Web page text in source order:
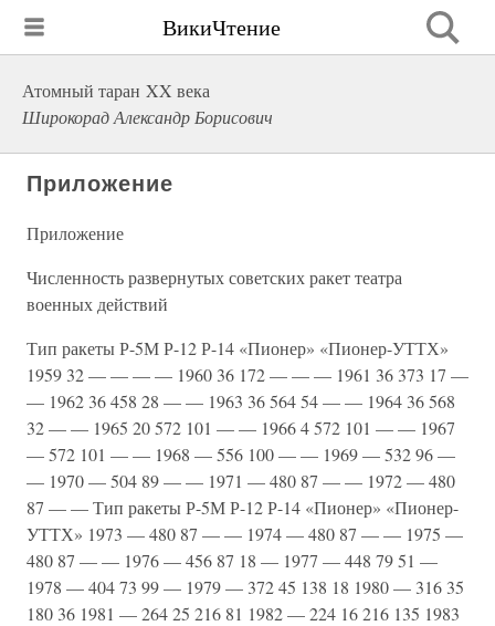
ВикиЧтение
Атомный таран XX века
Широкорад Александр Борисович
Приложение
Приложение
Численность развернутых советских ракет театра
военных действий
Тип ракеты Р-5М Р-12 Р-14 «Пионер» «Пионер-УТТХ»
1959 32 — — — — 1960 36 172 — — — 1961 36 373 17 —
— 1962 36 458 28 — — 1963 36 564 54 — — 1964 36 568
32 — — 1965 20 572 101 — — 1966 4 572 101 — — 1967
— 572 101 — — 1968 — 556 100 — — 1969 — 532 96 —
— 1970 — 504 89 — — 1971 — 480 87 — — 1972 — 480
87 — — Тип ракеты Р-5М Р-12 Р-14 «Пионер» «Пионер-
УТТХ» 1973 — 480 87 — — 1974 — 480 87 — — 1975 —
480 87 — — 1976 — 456 87 18 — 1977 — 448 79 51 —
1978 — 404 73 99 — 1979 — 372 45 138 18 1980 — 316 35
180 36 1981 — 264 25 216 81 1982 — 224 16 216 135 1983